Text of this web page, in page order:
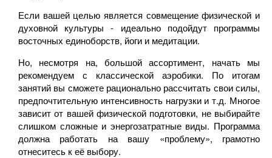
Если вашей целью является совмещение физической и
духовной культуры - идеально подойдут программы
восточных единоборств, йоги и медитации.
Но, несмотря на, большой ассортимент, начать мы
рекомендуем с классической аэробики. По итогам
занятий вы сможете рационально рассчитать свои силы,
предпочтительную интенсивность нагрузки и т.д. Многое
зависит от вашей физической подготовки, не выбирайте
слишком сложные и энергозатратные виды. Программа
должна работать на вашу «проблему», грамотно
отнеситесь к её выбору.